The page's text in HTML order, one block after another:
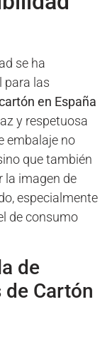
se ha
para las
en España
y respetuosa
embalaje no
que también
la imagen de
especialmente
de consumo
de
de Cartón